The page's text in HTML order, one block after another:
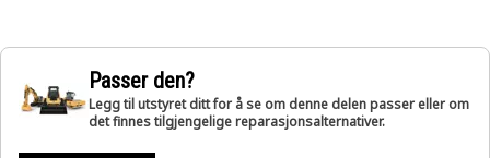
Passer den?
Legg til utstyret ditt for å se om denne delen passer eller om
det finnes tilgjengelige reparasjonsalternativer.